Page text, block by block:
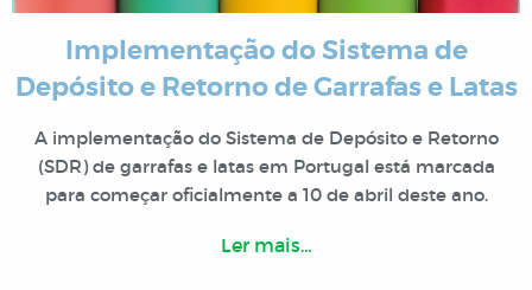
Implementação do Sistema de
Depósito e Retorno de Garrafas e Latas
A implementação do Sistema de Depósito e Retorno
(SDR) de garrafas e latas em Portugal está marcada
para começar oficialmente a 10 de abril deste ano.
Ler mais...